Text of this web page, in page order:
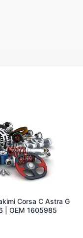
Corsa C Astra G
| OEM 1605985